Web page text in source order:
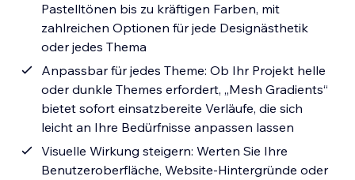
Pastelltönen bis zu kräftigen Farben, mit
zahlreichen Optionen für jede Designästhetik
oder jedes Thema
Anpassbar für jedes Theme: Ob Ihr Projekt helle
oder dunkle Themes erfordert, „Mesh Gradients“
bietet sofort einsatzbereite Verläufe, die sich
leicht an Ihre Bedürfnisse anpassen lassen
Visuelle Wirkung steigern: Werten Sie Ihre
Benutzeroberfläche, Website-Hintergründe oder